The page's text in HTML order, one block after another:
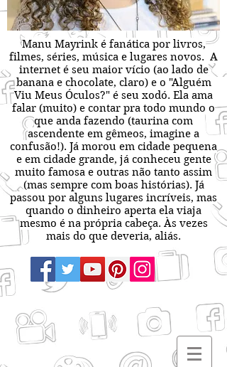
Manu Mayrink é fanática por livros,
filmes, séries, música e lugares novos. A
internet é seu maior vício (ao lado de
banana e chocolate, claro) e o "Alguém
Viu Meus Óculos?" é seu xodó. Ela ama
falar (muito) e contar pra todo mundo o
que anda fazendo (taurina com
ascendente em gêmeos, imagine a
confusão!). Já morou em cidade pequena
e em cidade grande, já conheceu gente
muito famosa e outras não tanto assim
(mas sempre com boas histórias). Já
passou por alguns lugares incríveis, mas
quando o dinheiro aperta ela viaja
mesmo é na própria cabeça. Às vezes
mais do que deveria, aliás.